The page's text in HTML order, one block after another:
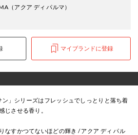
（アクア ディ パルマ）
マイブランドに登録
ン」シリーズはフレッシュでしっとりと落ち着
じさせる香り。
なすかつてないほどの輝き / アクア ディ パル